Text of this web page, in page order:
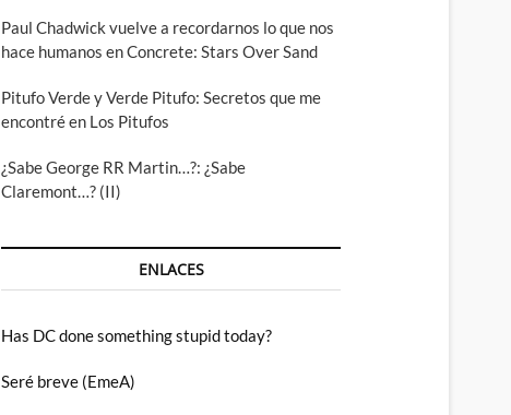
Paul Chadwick vuelve a recordarnos lo que nos
hace humanos en Concrete: Stars Over Sand
Pitufo Verde y Verde Pitufo: Secretos que me
encontré en Los Pitufos
¿Sabe George RR Martin…?: ¿Sabe
Claremont…? (II)
ENLACES
Has DC done something stupid today?
Seré breve (EmeA)